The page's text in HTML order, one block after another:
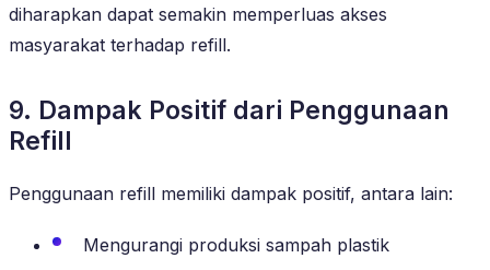
diharapkan dapat semakin memperluas akses
masyarakat terhadap refill.
9. Dampak Positif dari Penggunaan
Refill
Penggunaan refill memiliki dampak positif, antara lain:
Mengurangi produksi sampah plastik